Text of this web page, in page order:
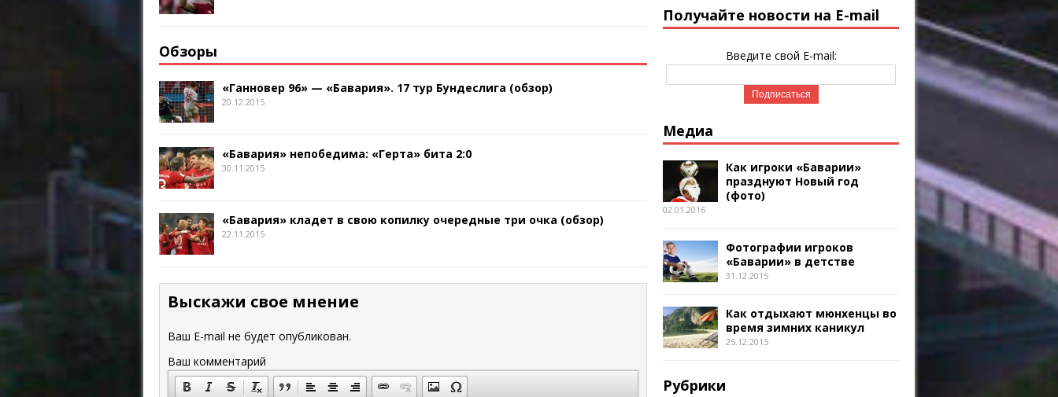
Обзоры
«Ганновер 96» — «Бавария». 17 тур Бундеслига (обзор)
20.12.2015
«Бавария» непобедима: «Герта» бита 2:0
30.11.2015
«Бавария» кладет в свою копилку очередные три очка (обзор)
22.11.2015
Выскажи свое мнение
Ваш E-mail не будет опубликован.
Ваш комментарий
Получайте новости на E-mail
Введите свой E-mail:
Медиа
Как игроки «Баварии»
празднуют Новый год
(фото)
02.01.2016
Фотографии игроков
«Баварии» в детстве
31.12.2015
Как отдыхают мюнхенцы во
время зимних каникул
25.12.2015
Рубрики